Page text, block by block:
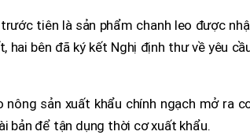
tiên là sản phẩm chanh leo được
hai bên đã ký kết Nghị định thư về yêu
nông sản xuất khẩu chính ngạch mở ra
bản để tận dụng thời cơ xuất khẩu.